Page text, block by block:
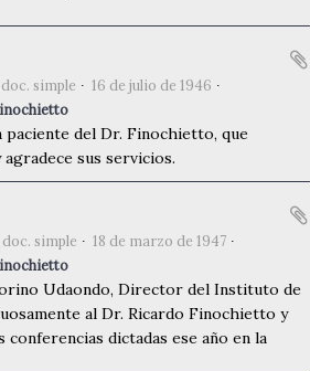
simple
16 de julio de 1946
paciente del Dr. Finochietto, que
sus servicios.
simple
18 de marzo de 1947
Udaondo, Director del Instituto de
al Dr. Ricardo Finochietto y
conferencias dictadas ese año en la